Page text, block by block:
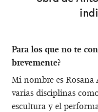
Para los que no te
brevemente?
Mi nombre es
varias disciplinas
escultura y el